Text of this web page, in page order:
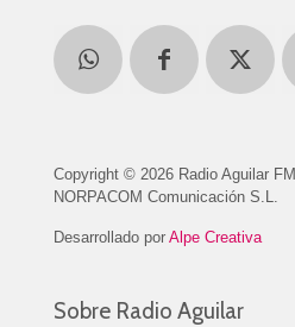
Copyright © 2026 Radio Aguilar FM
NORPACOM Comunicación S.L.
Desarrollado por Alpe Creativa
Sobre Radio Aguilar